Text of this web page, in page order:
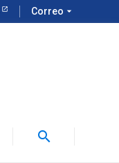
Correo arrow_drop_down
search